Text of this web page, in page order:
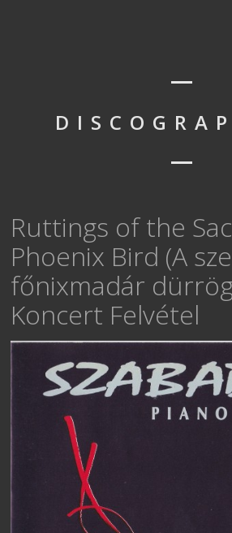
Ruttings of the
Phoenix Bird (A
főnixmadár
Koncert Felvétel